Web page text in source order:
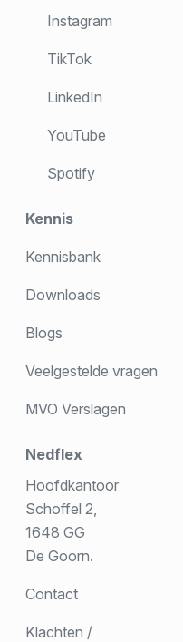
Instagram
TikTok
LinkedIn
YouTube
Spotify
Kennis
Kennisbank
Downloads
Blogs
Veelgestelde vragen
MVO Verslagen
Nedflex
Hoofdkantoor
Schoffel 2,
1648 GG
De Goorn.
Contact
Klachten /